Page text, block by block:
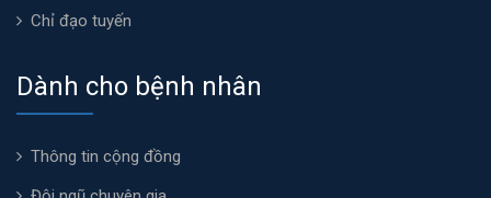
Chỉ đạo tuyến
Dành cho bệnh nhân
Thông tin cộng đồng